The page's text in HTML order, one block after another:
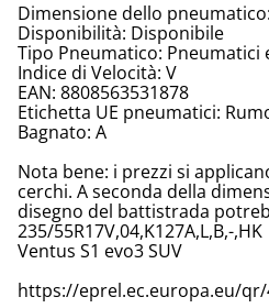
Dimensione dello
Disponibilità: Disponibile
Tipo Pneumatico: Pneumatici
Indice di Velocità: V
EAN: 8808563531878
Etichetta UE pneumatici:
Bagnato: A
Nota bene: i prezzi si
cerchi. A seconda della
disegno del battistrada
235/55R17V,04,K127A,L,B,-,HK
Ventus S1 evo3 SUV
https://eprel.ec.europa.eu/qr/